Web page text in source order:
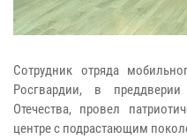
Сотрудник отряда
Росгвардии, в
Отечества, провел
центре с подрастающим